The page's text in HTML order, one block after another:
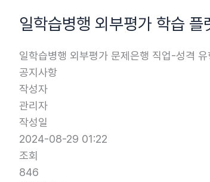
일학습병행 외부평가 학습 플
일학습병행 외부평가 문제은행 직업-성격
공지사항
작성자
관리자
작성일
2024-08-29 01:22
조회
846